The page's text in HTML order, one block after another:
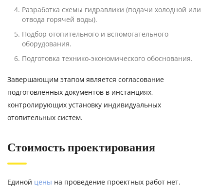
Разработка схемы гидравлики (подачи холодной или
отвода горячей воды).
Подбор отопительного и вспомогательного
оборудования.
Подготовка технико-экономического обоснования.
Завершающим этапом является согласование
подготовленных документов в инстанциях,
контролирующих установку индивидуальных
отопительных систем.
Стоимость проектирования
Единой цены на проведение проектных работ нет.